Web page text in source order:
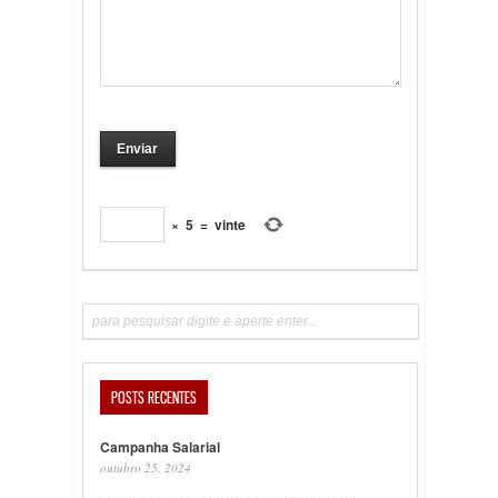
× 5 = vinte
POSTS RECENTES
Campanha Salarial
outubro 25, 2024